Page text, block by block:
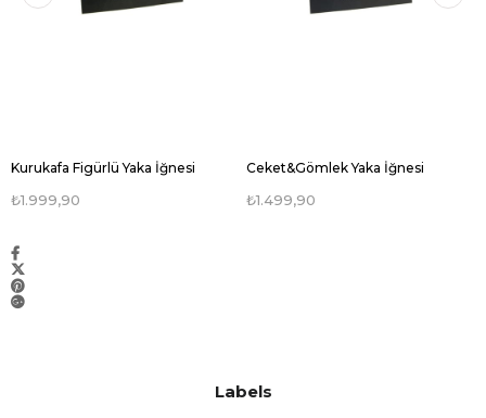
Kurukafa Figürlü Yaka İğnesi
₺1.999,90
Ceket&Gömlek Yaka İğnesi
₺1.499,90
Labels